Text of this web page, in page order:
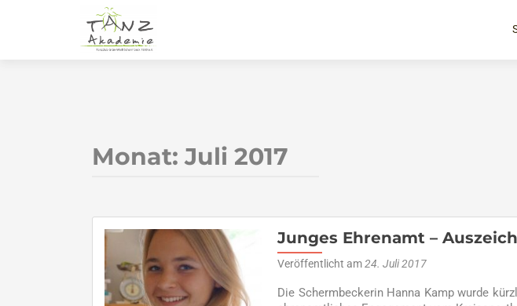
Monat:Juli 2017
Junges Ehrenamt –
Veröffentlicht am24. Juli 2017
Die Schermbeckerin Hanna Kamp wurde